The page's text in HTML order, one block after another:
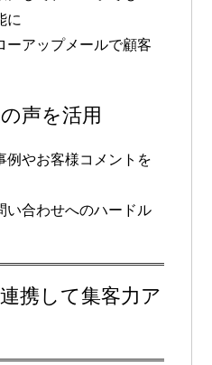
に
ーアップメールで顧客
声を活用
例やお客様コメントを
い合わせへのハードル
携して集客力ア